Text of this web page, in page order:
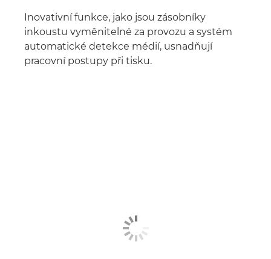
Inovativní funkce, jako jsou zásobníky
inkoustu vyměnitelné za provozu a systém
automatické detekce médií, usnadňují
pracovní postupy při tisku.